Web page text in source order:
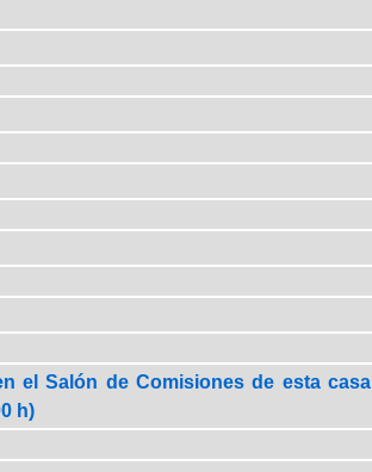
el Salón de Comisiones de esta casa
h)